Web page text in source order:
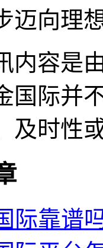
迈向理
内容是
国际并
及时性
际靠谱